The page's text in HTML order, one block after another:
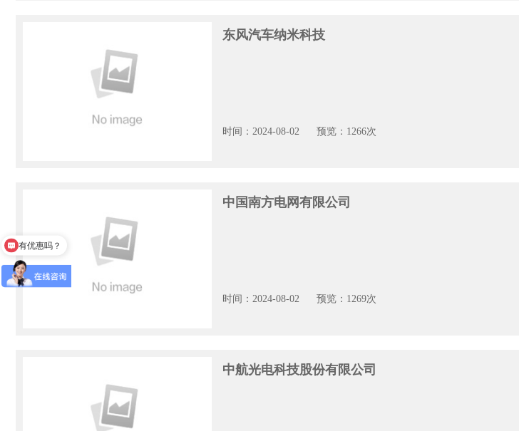
东风汽车纳米科技
时间：2024-08-02 预览：1266次
中国南方电网有限公司
时间：2024-08-02 预览：1269次
中航光电科技股份有限公司
有优惠吗？